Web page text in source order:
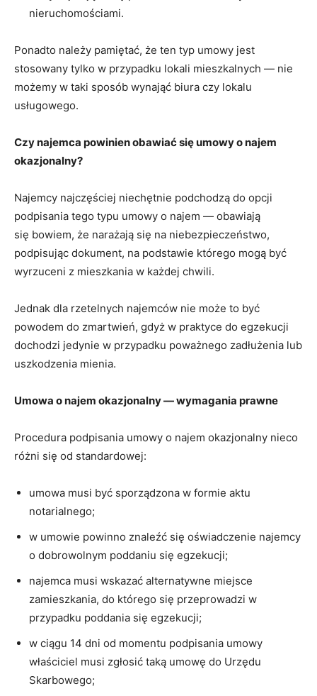
nieruchomościami.
Ponadto należy pamiętać, że ten typ umowy jest
stosowany tylko w przypadku lokali mieszkalnych ― nie
możemy w taki sposób wynająć biura czy lokalu
usługowego.
Czy najemca powinien obawiać się umowy o najem
okazjonalny?
Najemcy najczęściej niechętnie podchodzą do opcji
podpisania tego typu umowy o najem ― obawiają
się bowiem, że narażają się na niebezpieczeństwo,
podpisując dokument, na podstawie którego mogą być
wyrzuceni z mieszkania w każdej chwili.
Jednak dla rzetelnych najemców nie może to być
powodem do zmartwień, gdyż w praktyce do egzekucji
dochodzi jedynie w przypadku poważnego zadłużenia lub
uszkodzenia mienia.
Umowa o najem okazjonalny ― wymagania prawne
Procedura podpisania umowy o najem okazjonalny nieco
różni się od standardowej:
umowa musi być sporządzona w formie aktu
notarialnego;
w umowie powinno znaleźć się oświadczenie najemcy
o dobrowolnym poddaniu się egzekucji;
najemca musi wskazać alternatywne miejsce
zamieszkania, do którego się przeprowadzi w
przypadku poddania się egzekucji;
w ciągu 14 dni od momentu podpisania umowy
właściciel musi zgłosić taką umowę do Urzędu
Skarbowego;